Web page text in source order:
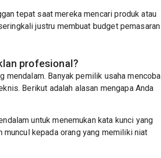
tepat saat mereka mencari produk atau
justru membuat budget pemasaran
profesional?
mendalam. Banyak pemilik usaha mencoba
Berikut adalah alasan mengapa Anda
untuk menemukan kata kunci yang
muncul kepada orang yang memiliki niat